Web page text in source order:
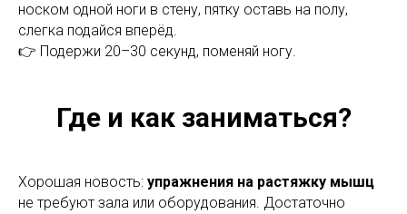
носком одной ноги в стену, пятку оставь на полу,
слегка подайся вперёд.
👉 Подержи 20–30 секунд, поменяй ногу.
Где и как заниматься?
Хорошая новость: упражнения на растяжку мышц
не требуют зала или оборудования. Достаточно